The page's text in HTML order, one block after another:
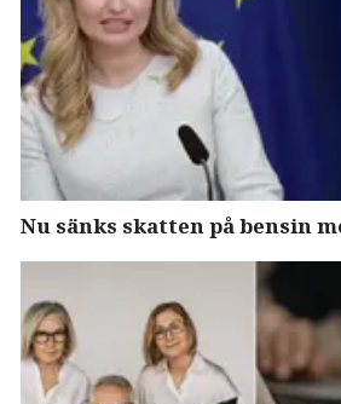
Nu sänks skatten på bensin